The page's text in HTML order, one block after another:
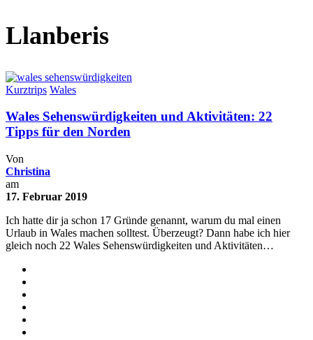
Llanberis
Kurztrips Wales
Wales Sehenswürdigkeiten und Aktivitäten: 22
Tipps für den Norden
Von
Christina
am
17. Februar 2019
Ich hatte dir ja schon 17 Gründe genannt, warum du mal einen
Urlaub in Wales machen solltest. Überzeugt? Dann habe ich hier
gleich noch 22 Wales Sehenswürdigkeiten und Aktivitäten…